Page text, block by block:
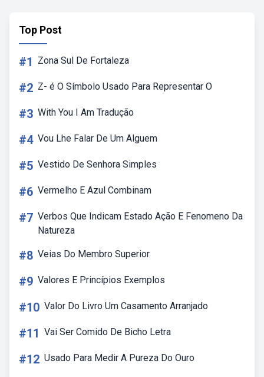
Top Post
#1 Zona Sul De Fortaleza
#2 Z- é O Símbolo Usado Para Representar O
#3 With You I Am Tradução
#4 Vou Lhe Falar De Um Alguem
#5 Vestido De Senhora Simples
#6 Vermelho E Azul Combinam
#7 Verbos Que Indicam Estado Ação E Fenomeno Da
Natureza
#8 Veias Do Membro Superior
#9 Valores E Princípios Exemplos
#10 Valor Do Livro Um Casamento Arranjado
#11 Vai Ser Comido De Bicho Letra
#12 Usado Para Medir A Pureza Do Ouro